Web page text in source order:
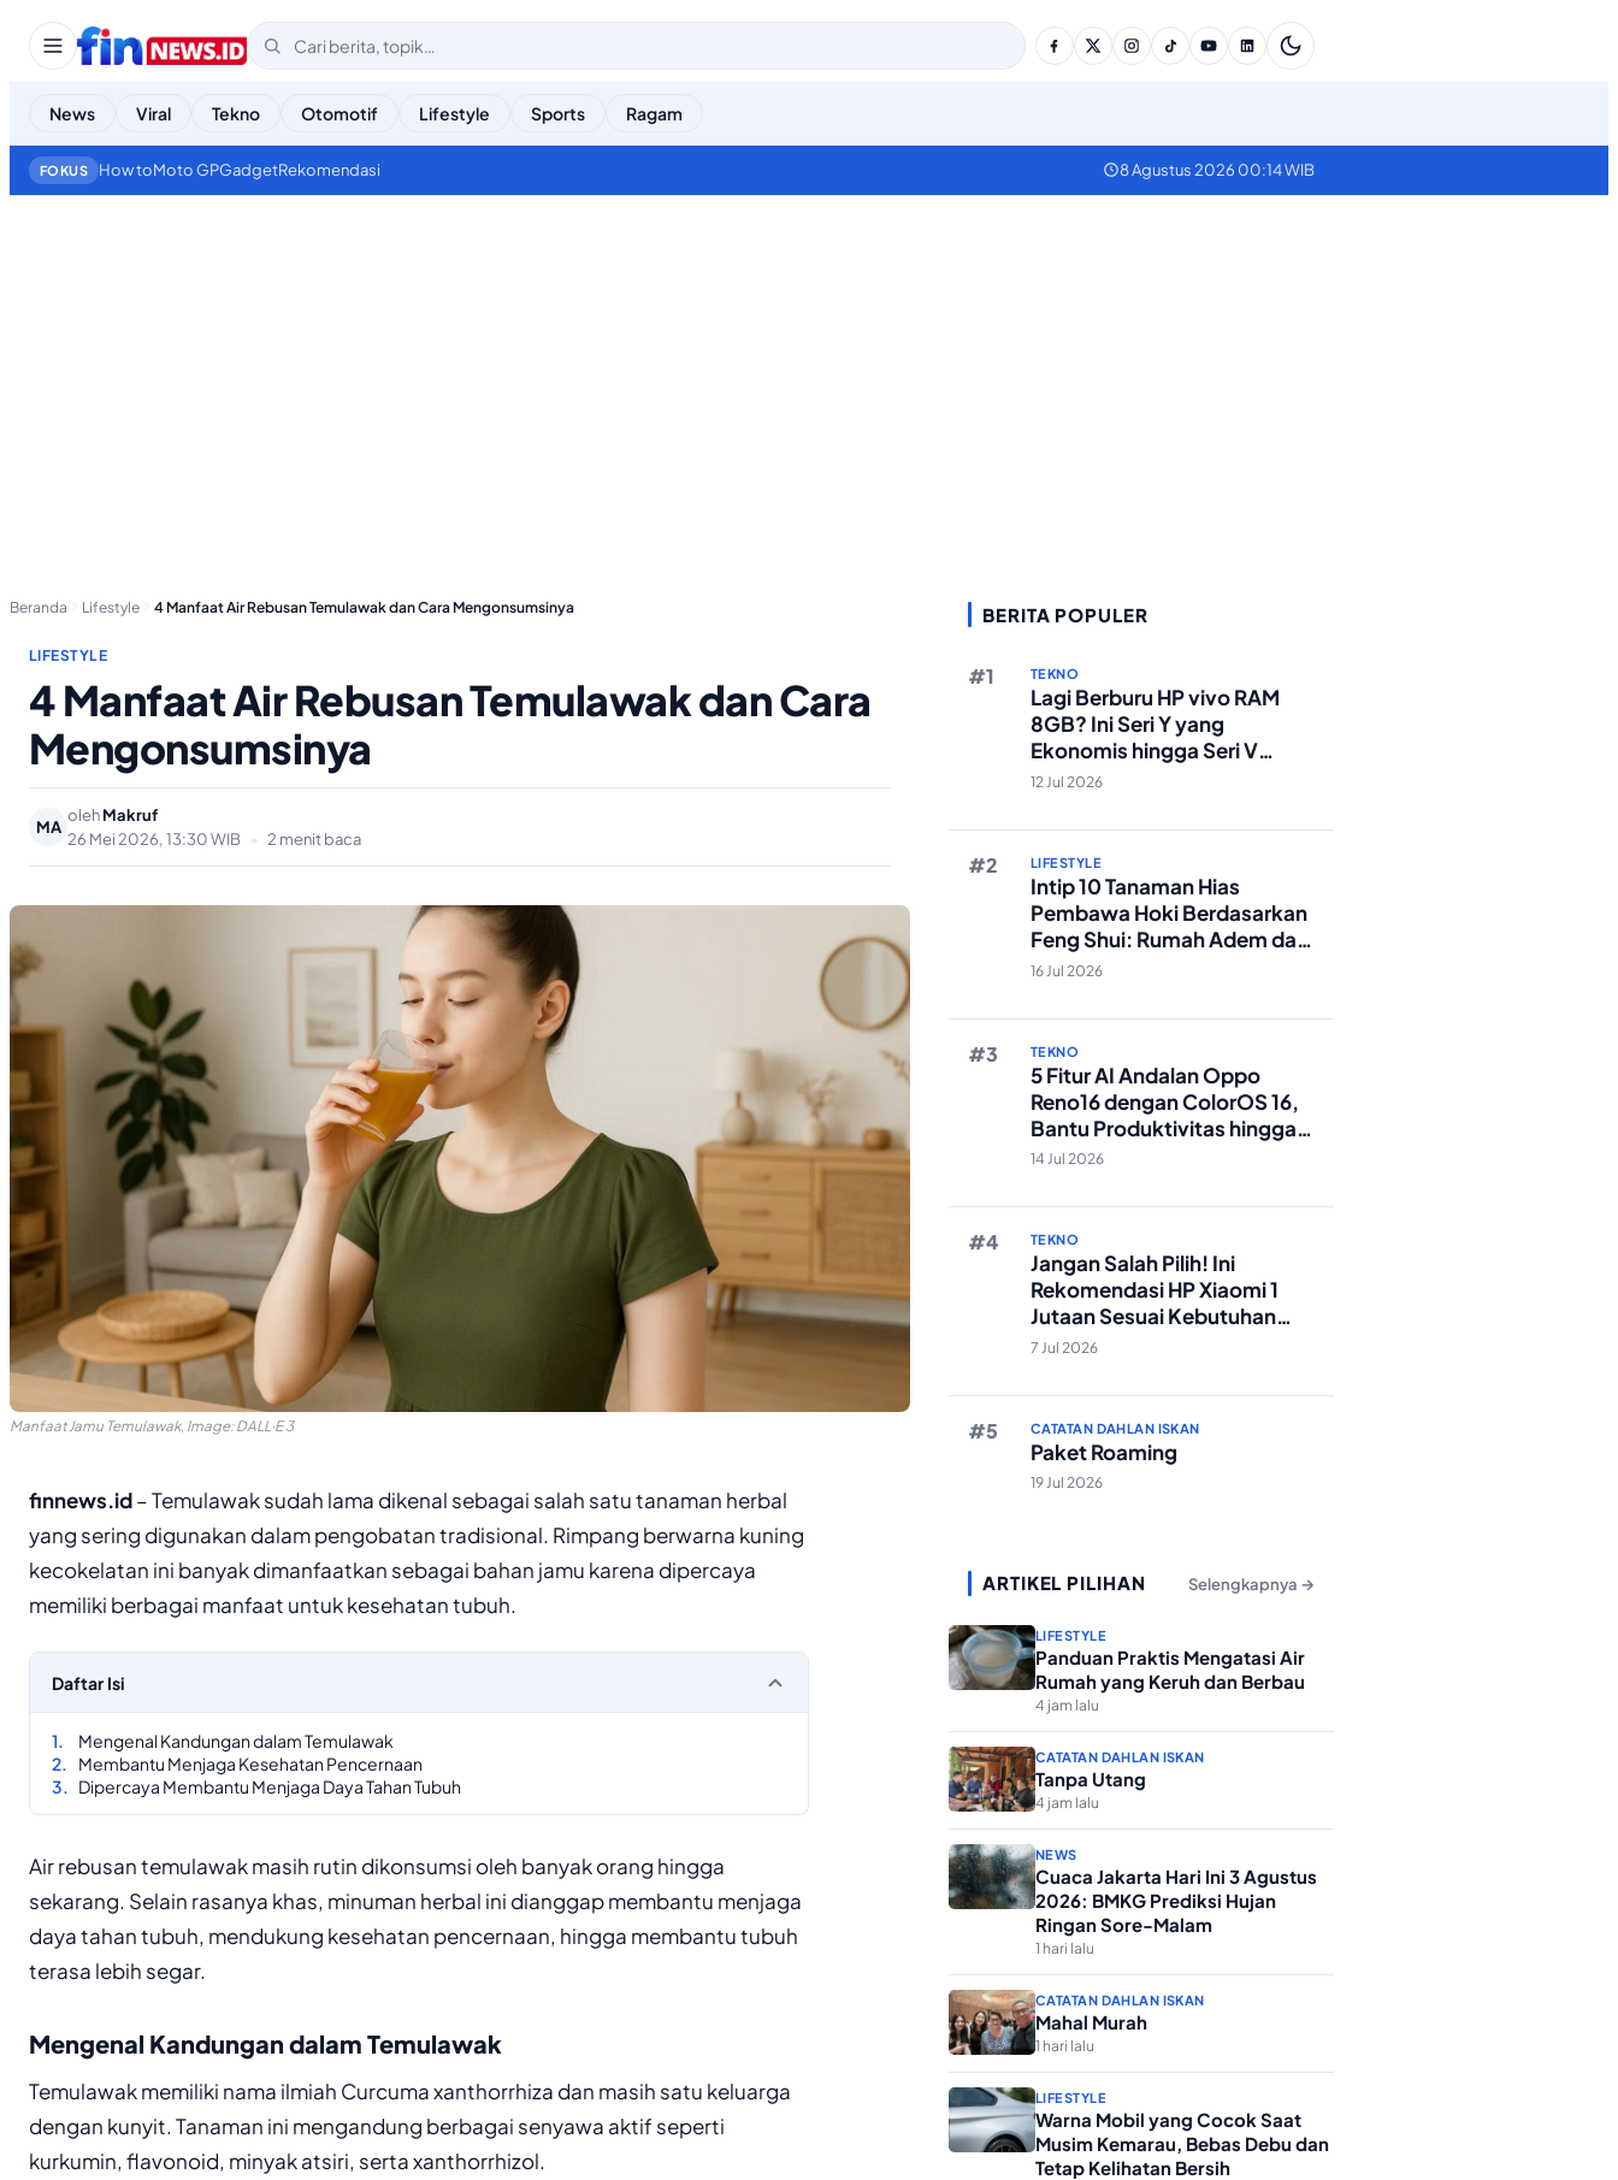
News Viral Tekno Otomotif Lifestyle Sports Ragam
FOKUS How toMoto GPGadgetRekomendasi 8 Agustus 2026 00:14 WIB
Beranda Lifestyle 4 Manfaat Air Rebusan Temulawak dan Cara Mengonsumsinya
LIFESTYLE
4 Manfaat Air Rebusan Temulawak dan Cara
Mengonsumsinya
MA
olehMakruf
26 Mei 2026, 13:30 WIB
• 2 menit baca
Manfaat Jamu Temulawak, Image: DALL·E 3
finnews.id– Temulawak sudah lama dikenal sebagai salah satu tanaman herbal
yang sering digunakan dalam pengobatan tradisional. Rimpang berwarna kuning
kecokelatan ini banyak dimanfaatkan sebagai bahan jamu karena dipercaya
memiliki berbagai manfaat untuk kesehatan tubuh.
Daftar Isi
Mengenal Kandungan dalam Temulawak
Membantu Menjaga Kesehatan Pencernaan
Dipercaya Membantu Menjaga Daya Tahan Tubuh
Air rebusan temulawak masih rutin dikonsumsi oleh banyak orang hingga
sekarang. Selain rasanya khas, minuman herbal ini dianggap membantu menjaga
daya tahan tubuh, mendukung kesehatan pencernaan, hingga membantu tubuh
terasa lebih segar.
Mengenal Kandungan dalam Temulawak
Temulawak memiliki nama ilmiah Curcuma xanthorrhiza dan masih satu keluarga
dengan kunyit. Tanaman ini mengandung berbagai senyawa aktif seperti
kurkumin, flavonoid, minyak atsiri, serta xanthorrhizol.
BERITA POPULER
TEKNO
Lagi Berburu HP vivo RAM
8GB? Ini Seri Y yang
Ekonomis hingga Seri V
Berstandar Militer!
12 Jul 2026
LIFESTYLE
Intip 10 Tanaman Hias
Pembawa Hoki Berdasarkan
Feng Shui: Rumah Adem dan
Rezeki Lancar!
16 Jul 2026
TEKNO
5 Fitur AI Andalan Oppo
Reno16 dengan ColorOS 16,
Bantu Produktivitas hingga
Edit Foto Lebih Praktis
14 Jul 2026
TEKNO
Jangan Salah Pilih! Ini
Rekomendasi HP Xiaomi 1
Jutaan Sesuai Kebutuhan
Anda
7 Jul 2026
CATATAN DAHLAN ISKAN
Paket Roaming
19 Jul 2026
ARTIKEL PILIHAN Selengkapnya →
LIFESTYLE
Panduan Praktis Mengatasi Air
Rumah yang Keruh dan Berbau
4 jam lalu
CATATAN DAHLAN ISKAN
Tanpa Utang
4 jam lalu
NEWS
Cuaca Jakarta Hari Ini 3 Agustus
2026: BMKG Prediksi Hujan
Ringan Sore-Malam
1 hari lalu
CATATAN DAHLAN ISKAN
Mahal Murah
1 hari lalu
LIFESTYLE
Warna Mobil yang Cocok Saat
Musim Kemarau, Bebas Debu dan
Tetap Kelihatan Bersih